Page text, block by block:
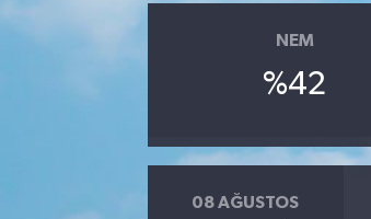
NEM
%42
08 AĞUSTOS